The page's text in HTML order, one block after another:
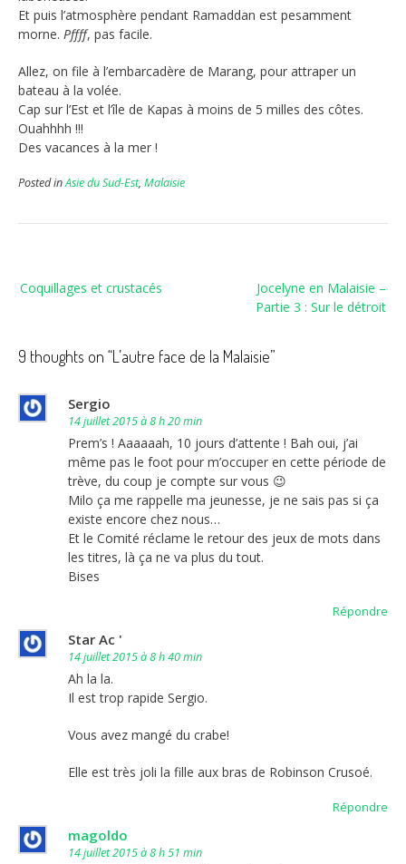
Et puis l’atmosphère pendant Ramaddan est pesamment
morne. Pffff, pas facile.
Allez, on file à l’embarcadère de Marang, pour attraper un
bateau à la volée.
Cap sur l’Est et l’île de Kapas à moins de 5 milles des côtes.
Ouahhhh !!!
Des vacances à la mer !
Posted inAsie du Sud-Est, Malaisie
de
Jocelyne en Malaisie –
Partie 3 : Sur le détroit
Coquillages et crustacés
9 thoughts on “L’autre face de la Malaisie”
Sergio
14 juillet 2015 à 8 h 20 min
Prem’s ! Aaaaaah, 10 jours d’attente ! Bah oui, j’ai
même pas le foot pour m’occuper en cette période de
trève, du coup je compte sur vous 😉
Milo ça me rappelle ma jeunesse, je ne sais pas si ça
existe encore chez nous…
Et le Comité réclame le retour des jeux de mots dans
les titres, là ça ne va plus du tout.
Bises
Répondre
Star Ac '
14 juillet 2015 à 8 h 40 min
Ah la la.
Il est trop rapide Sergio.
Vous avez mangé du crabe!
Elle est très joli la fille aux bras de Robinson Crusoé.
Répondre
magoldo
14 juillet 2015 à 8 h 51 min